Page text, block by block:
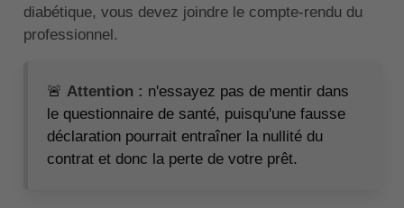
diabétique, vous devez joindre le compte-rendu du
professionnel.
🚨 Attention : n'essayez pas de mentir dans
le questionnaire de santé, puisqu'une fausse
déclaration pourrait entraîner la nullité du
contrat et donc la perte de votre prêt.